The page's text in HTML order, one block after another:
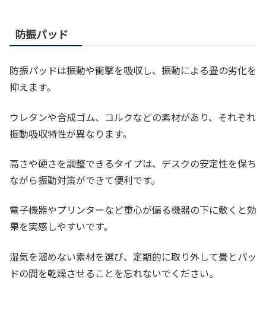
防振パッド
防振パッドは振動や衝撃を吸収し、振動による畳の劣化を
抑えます。
ウレタンや合成ゴム、コルクなどの素材があり、それぞれ
振動吸収特性が異なります。
高さや硬さを調整できるタイプは、デスクの安定性を保ち
ながら振動対策ができて便利です。
電子機器やプリンターなど重心が偏る機器の下に敷くと効
果を実感しやすいです。
湿気を溜めない素材を選び、定期的に取り外して畳とパッ
ドの間を乾燥させることを忘れないでください。